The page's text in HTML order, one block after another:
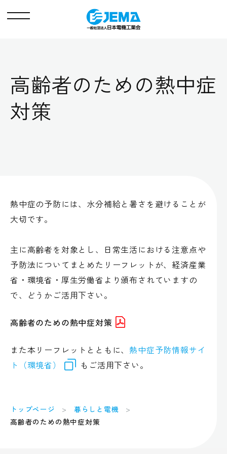
メ
高齢者のための熱中症
対策
熱中症の予防には、水分補給と暑さを避けることが
大切です。
主に高齢者を対象とし、日常生活における注意点や
予防法についてまとめたリーフレットが、経済産業
省・環境省・厚生労働省より頒布されていますの
で、どうかご活用下さい。
高齢者のための熱中症対策
また本リーフレットとともに、熱中症予防情報サイ
ト（環境省）
もご活用下さい。
トップページ
暮らしと電機
高齢者のための熱中症対策